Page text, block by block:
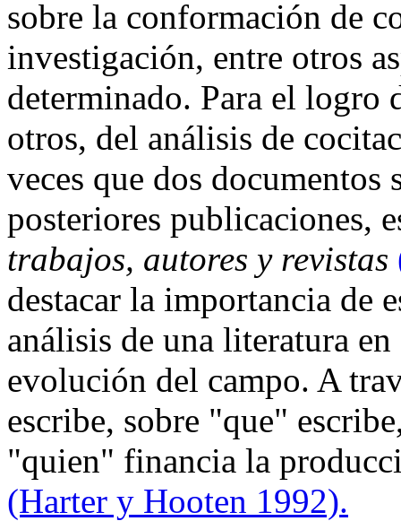
sobre la conformación de
investigación, entre otros
determinado. Para el logro
otros, del análisis de
veces que dos
posteriores publicaciones,
trabajos, autores y revistas
destacar la importancia de
análisis de una literatura
evolución del campo. A
escribe, sobre "que"
"quien" financia la
(Harter y Hooten 1992).